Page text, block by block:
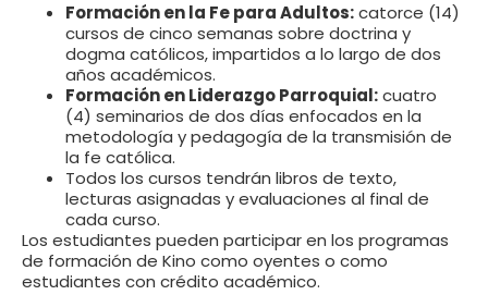
Formación en la Fe para Adultos:catorce (14)
cursos de cinco semanas sobre doctrina y
dogma católicos, impartidos a lo largo de dos
años académicos.
Formación en Liderazgo Parroquial:cuatro
(4) seminarios de dos días enfocados en la
metodología y pedagogía de la transmisión de
la fe católica.
Todos los cursos tendrán libros de texto,
lecturas asignadas y evaluaciones al final de
cada curso.
Los estudiantes pueden participar en los programas
de formación de Kino como oyentes o como
estudiantes con crédito académico.